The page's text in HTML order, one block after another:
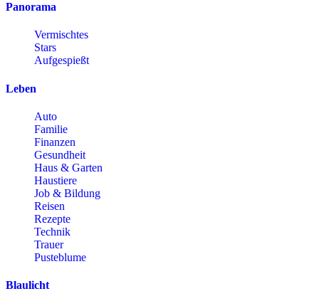
Panorama
Vermischtes
Stars
Aufgespießt
Leben
Auto
Familie
Finanzen
Gesundheit
Haus & Garten
Haustiere
Job & Bildung
Reisen
Rezepte
Technik
Trauer
Pusteblume
Blaulicht